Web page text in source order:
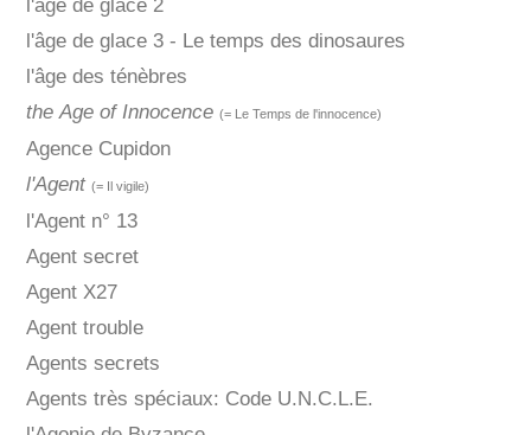
l'âge de glace 2
l'âge de glace 3 - Le temps des dinosaures
l'âge des ténèbres
the Age of Innocence (= Le Temps de l'innocence)
Agence Cupidon
l'Agent (= Il vigile)
l'Agent n° 13
Agent secret
Agent X27
Agent trouble
Agents secrets
Agents très spéciaux: Code U.N.C.L.E.